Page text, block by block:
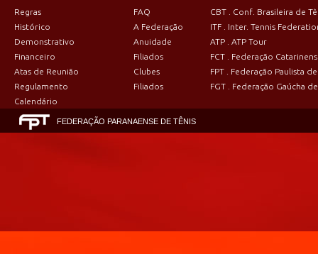
Regras
Histórico
Demonstrativo
Financeiro
Atas de Reunião
Regulamento
Calendário
FAQ
A Federação
Anuidade
Filiados
Clubes
Filiados
CBT . Conf. Brasileira de
ITF . Inter. Tennis
ATP . ATP Tour
FCT . Federação
FPT . Federação Paulista
FGT . Federação Gaúcha
FEDERAÇÃO PARANAENSE DE TÊNIS